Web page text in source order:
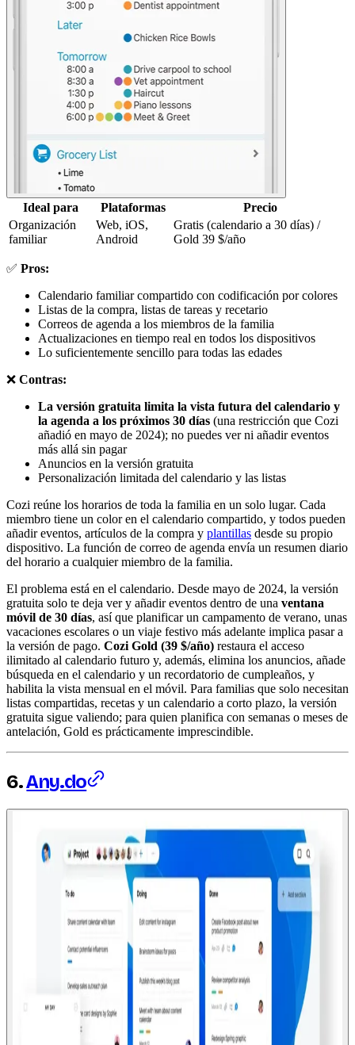
Ideal para Plataformas
Precio
Organización
familiar
Web, iOS,
Android
Gratis (calendario a 30 días) /
Gold 39 $/año
✅ Pros:
Calendario familiar compartido con codificación por colores
Listas de la compra, listas de tareas y recetario
Correos de agenda a los miembros de la familia
Actualizaciones en tiempo real en todos los dispositivos
Lo suficientemente sencillo para todas las edades
❌ Contras:
La versión gratuita limita la vista futura del calendario y
la agenda a los próximos 30 días (una restricción que Cozi
añadió en mayo de 2024); no puedes ver ni añadir eventos
más allá sin pagar
Anuncios en la versión gratuita
Personalización limitada del calendario y las listas
Cozi reúne los horarios de toda la familia en un solo lugar. Cada
miembro tiene un color en el calendario compartido, y todos pueden
añadir eventos, artículos de la compra y plantillas desde su propio
dispositivo. La función de correo de agenda envía un resumen diario
del horario a cualquier miembro de la familia.
El problema está en el calendario. Desde mayo de 2024, la versión
gratuita solo te deja ver y añadir eventos dentro de una ventana
móvil de 30 días, así que planificar un campamento de verano, unas
vacaciones escolares o un viaje festivo más adelante implica pasar a
la versión de pago. Cozi Gold (39 $/año) restaura el acceso
ilimitado al calendario futuro y, además, elimina los anuncios, añade
búsqueda en el calendario y un recordatorio de cumpleaños, y
habilita la vista mensual en el móvil. Para familias que solo necesitan
listas compartidas, recetas y un calendario a corto plazo, la versión
gratuita sigue valiendo; para quien planifica con semanas o meses de
antelación, Gold es prácticamente imprescindible.
6.Any.do